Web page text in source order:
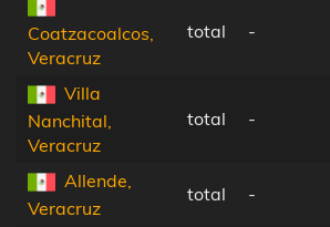
Coatzacoalcos,
Veracruz
total -
Villa
Nanchital,
Veracruz
total -
Allende,
Veracruz
total -